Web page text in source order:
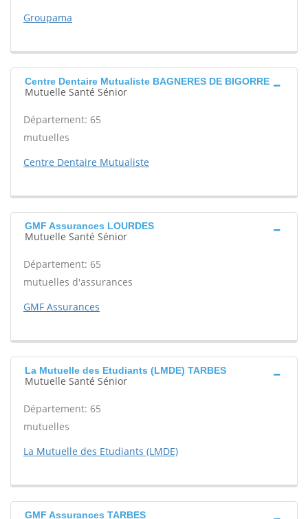
Groupama
Centre Dentaire Mutualiste BAGNERES DE BIGORRE
Mutuelle Santé Sénior
Département: 65
mutuelles
Centre Dentaire Mutualiste
GMF Assurances LOURDES
Mutuelle Santé Sénior
Département: 65
mutuelles d'assurances
GMF Assurances
La Mutuelle des Etudiants (LMDE) TARBES
Mutuelle Santé Sénior
Département: 65
mutuelles
La Mutuelle des Etudiants (LMDE)
GMF Assurances TARBES